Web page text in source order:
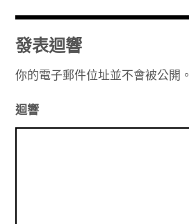
章
導
覽
發表迴響
你的電子郵件位址並不會被公開。
迴響